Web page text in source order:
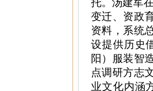
托。汤建军
变迁、资政
资料，系统
设提供历史
阳）服装智
点调研方志
业文化内涵